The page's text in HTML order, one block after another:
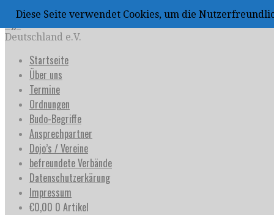
Zum
Inhalt
springen
Deutschland e.V.
Startseite
Über uns
Termine
Ordnungen
Budo-Begriffe
Ansprechpartner
Dojo’s / Vereine
befreundete Verbände
Datenschutzerkärung
Impressum
€0,00 0 Artikel
Diese Seite verwendet Cookies, um die